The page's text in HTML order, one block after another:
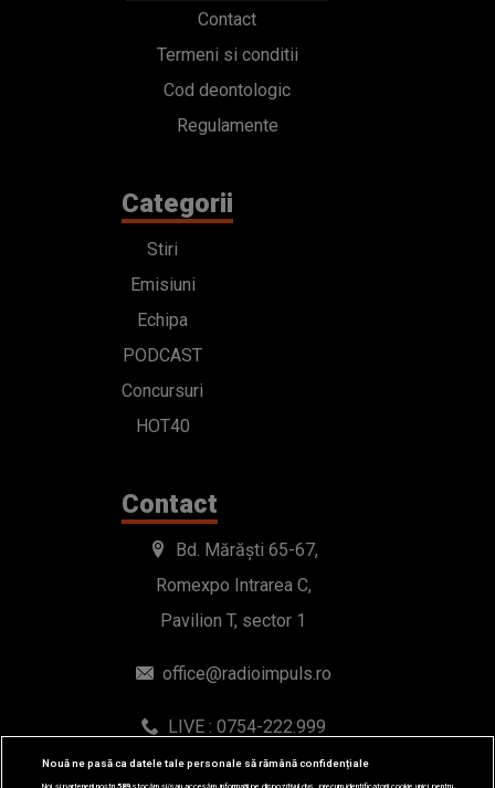
Contact
Termeni si conditii
Cod deontologic
Regulamente
Categorii
Stiri
Emisiuni
Echipa
PODCAST
Concursuri
HOT40
Contact
Bd. Mărăști 65-67,
Romexpo Intrarea C,
Pavilion T, sector 1
office@radioimpuls.ro
LIVE : 0754-222.999
WhatsApp: 0754-222.999
Nouă ne pasă ca datele tale personale să rămână confidențiale
Noi și partenerii noștri589stocăm și/sau accesăm informații pe dispozitivul dvs., precum identificatorii cookie unici pentru